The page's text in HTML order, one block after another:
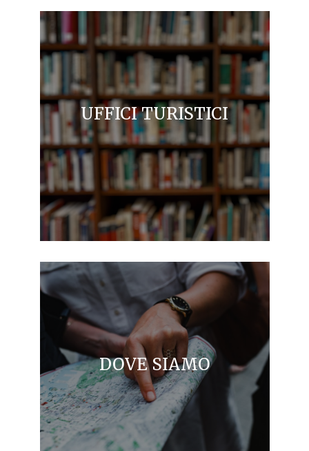
UFFICI TURISTICI
DOVE SIAMO